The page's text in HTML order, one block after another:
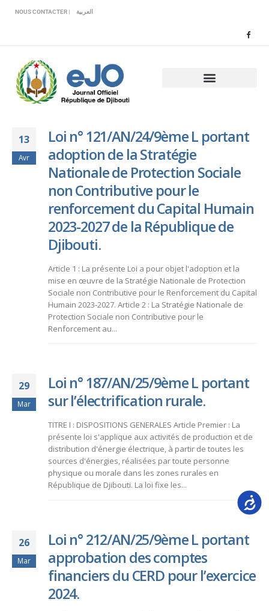
comprend
système
NOUS CONTACTER | العربية
13
Avr
Loi n° 121/AN/24/9ème L portant
adoption de la Stratégie
Nationale de Protection Sociale
non Contributive pour le
renforcement du Capital Humain
2023-2027 de la République de
Djibouti.
Article 1 : La présente Loi a pour objet l'adoption et la
mise en œuvre de la Stratégie Nationale de Protection
Sociale non Contributive pour le Renforcement du Capital
Humain 2023-2027. Article 2 : La Stratégie Nationale de
Protection Sociale non Contributive pour le
Renforcement au...
29
Mar
Loi n° 187/AN/25/9ème L portant
sur l’électrification rurale.
TITRE I : DISPOSITIONS GENERALES Article Premier : La
présente loi s'applique aux activités de production et de
distribution d'énergie électrique, à partir de toutes les
sources d'énergies, réalisées par toute personne
physique ou morale dans les zones rurales en
République de Djibouti. La loi fixe les...
26
Mar
Loi n° 212/AN/25/9ème L portant
approbation des comptes
financiers du CERD pour l’exercice
2024.